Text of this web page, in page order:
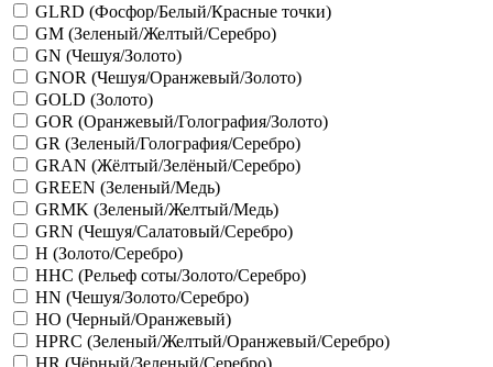
GLRD (Фосфор/Белый/Красные точки)
GM (Зеленый/Желтый/Серебро)
GN (Чешуя/Золото)
GNOR (Чешуя/Оранжевый/Золото)
GOLD (Золото)
GOR (Оранжевый/Голография/Золото)
GR (Зеленый/Голография/Серебро)
GRAN (Жёлтый/Зелёный/Серебро)
GREEN (Зеленый/Медь)
GRMK (Зеленый/Желтый/Медь)
GRN (Чешуя/Салатовый/Серебро)
H (Золото/Серебро)
HHC (Рельеф соты/Золото/Серебро)
HN (Чешуя/Золото/Серебро)
HO (Черный/Оранжевый)
HPRC (Зеленый/Желтый/Оранжевый/Серебро)